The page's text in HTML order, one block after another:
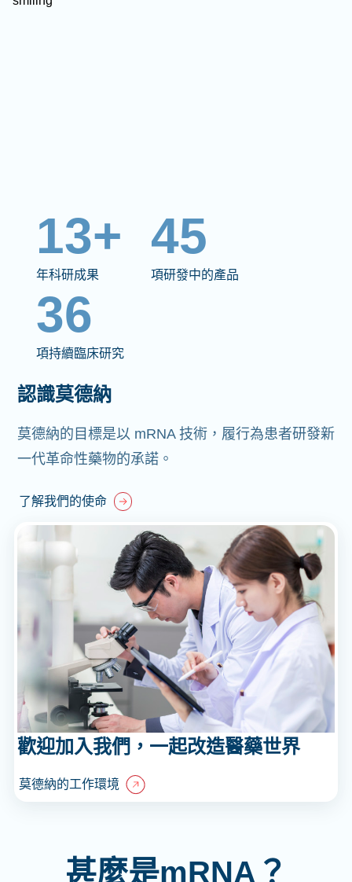
13+
年科研成果
45
項研發中的產品
36
項持續臨床研究
認識莫德納
莫德納的目標是以 mRNA 技術，履行為患者研發新
一代革命性藥物的承諾。
了解我們的使命
歡迎加入我們，一起改造醫藥世界
莫德納的工作環境
甚麼是mRNA？